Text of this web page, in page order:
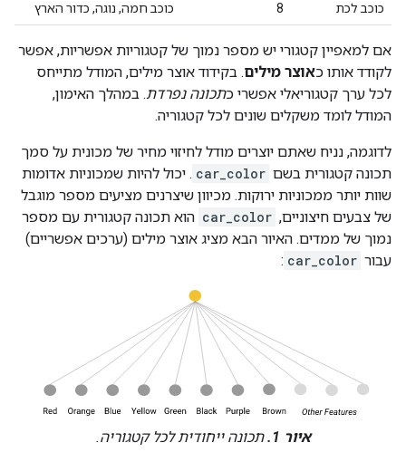
כוכב לכת 8 כוכב חמה, נוגה, כדור הארץ
אם למאפיין קטגורי יש מספר נמוך של קטגוריות אפשריות, אפשר
לקודד אותו כאוצר מילים. בקידוד אוצר מילים, המודל מתייחס
לכל ערך קטגוריאלי אפשרי כתכונה נפרדת. במהלך האימון,
המודל לומד משקלים שונים לכל קטגוריה.
לדוגמה, נניח שאתם יוצרים מודל לחיזוי מחיר של מכונית על סמך
תכונה קטגורית בשם car_color . יכול להיות שמכוניות אדומות
שוות יותר ממכוניות ירוקות. מכיוון שיצרנים מציעים מספר מוגבל
של צבעים חיצוניים, car_color הוא תכונה קטגורית עם מספר
נמוך של ממדים. האיור הבא מציג אוצר מילים (ערכים אפשריים)
עבור car_color
:
איור 1. תכונה ייחודית לכל קטגוריה.